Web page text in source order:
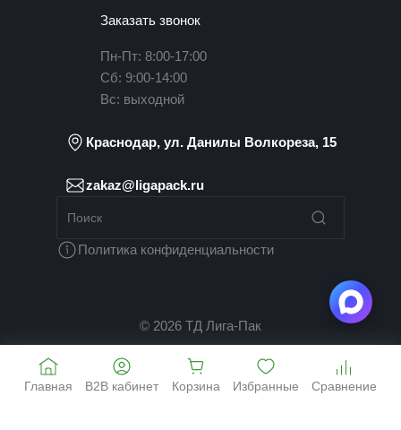
Заказать звонок
Пн-Пт: 8:00-17:00
Сб: 9:00-14:00
Вс: выходной
Краснодар, ул. Данилы Волкореза, 15
zakaz@ligapack.ru
Политика конфиденциальности
© 2026 ТД Лига-Пак
Главная B2B кабинет Корзина Избранные Сравнение